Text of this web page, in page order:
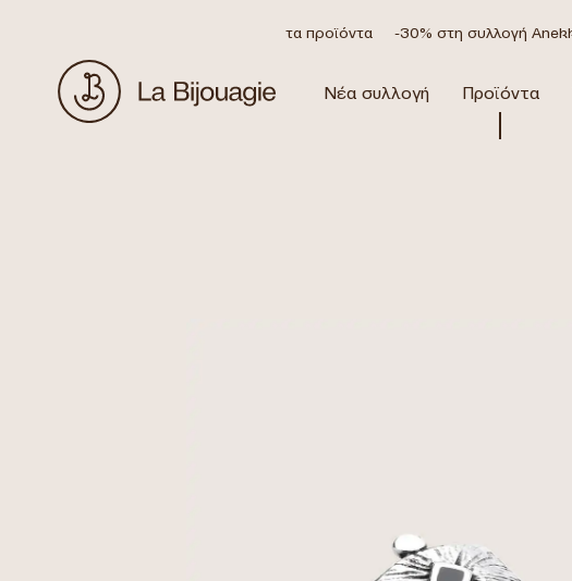
Έκπτωση 20% σε όλα τα προϊόντα -30% στη συλλογή Anekke
Νέα συλλογή Προϊόντα